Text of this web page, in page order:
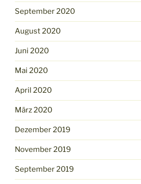
September 2020
August 2020
Juni 2020
Mai 2020
April 2020
März 2020
Dezember 2019
November 2019
September 2019